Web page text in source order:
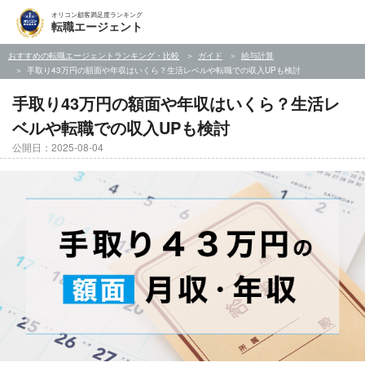
オリコン顧客満足度ランキング
転職エージェント
おすすめの転職エージェントランキング・比較 ガイド
給与計算
手取り43万円の額面や年収はいくら？生活レベルや転職での収入UPも検討
手取り43万円の額面や年収はいくら？生活レ
ベルや転職での収入UPも検討
公開日：2025-08-04